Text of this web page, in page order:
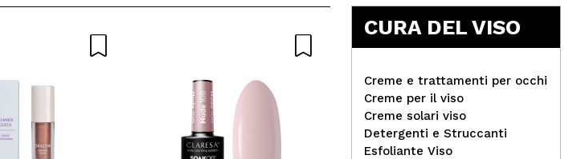
CURA DEL VISO
Creme e trattamenti per occhi
Creme per il viso
Creme solari viso
Detergenti e Struccanti
Esfoliante Viso